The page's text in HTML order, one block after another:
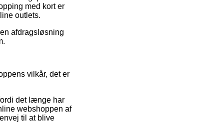
med kort er
outlets.
afdragsløsning
vilkår, det er
det længe har
webshoppen af
til at blive